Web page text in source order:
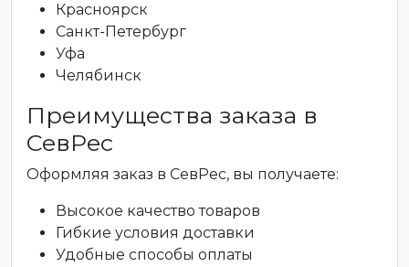
Красноярск
Санкт-Петербург
Уфа
Челябинск
Преимущества заказа в
СевРес
Оформляя заказ в СевРес, вы получаете:
Высокое качество товаров
Гибкие условия доставки
Удобные способы оплаты